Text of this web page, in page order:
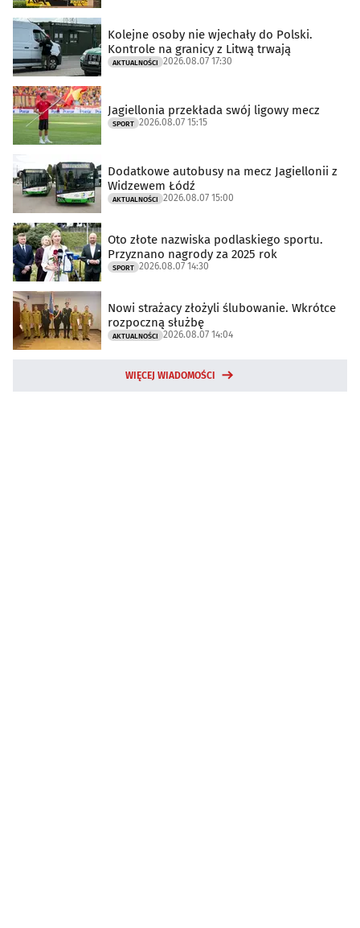
Kolejne osoby nie wjechały do Polski.
Kontrole na granicy z Litwą trwają
AKTUALNOŚCI 2026.08.07 17:30
Jagiellonia przekłada swój ligowy mecz
SPORT 2026.08.07 15:15
Dodatkowe autobusy na mecz Jagiellonii z
Widzewem Łódź
AKTUALNOŚCI 2026.08.07 15:00
Oto złote nazwiska podlaskiego sportu.
Przyznano nagrody za 2025 rok
SPORT 2026.08.07 14:30
Nowi strażacy złożyli ślubowanie. Wkrótce
rozpoczną służbę
AKTUALNOŚCI 2026.08.07 14:04
WIĘCEJ WIADOMOŚCI